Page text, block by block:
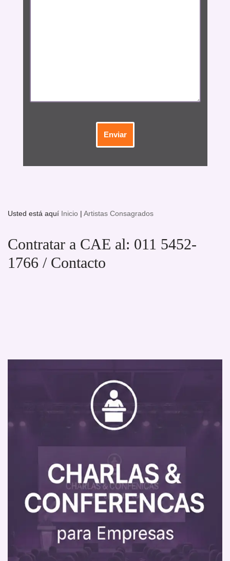
Usted está aquí Inicio | Artistas Consagrados
Contratar a CAE al: 011 5452-
1766 / Contacto